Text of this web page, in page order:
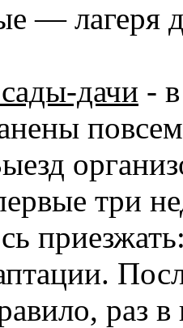
— лагеря
дачи -
три
раз